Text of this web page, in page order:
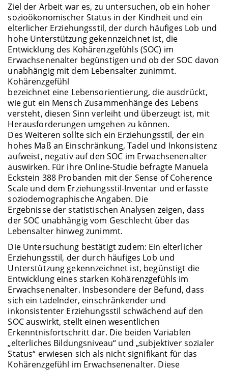
Ziel der Arbeit war es, zu untersuchen, ob ein hoher
sozioökonomischer Status in der Kindheit und ein
elterlicher Erziehungsstil, der durch häufiges Lob und
hohe Unterstützung gekennzeichnet ist, die
Entwicklung des Kohärenzgefühls (SOC) im
Erwachsenenalter begünstigen und ob der SOC davon
unabhängig mit dem Lebensalter zunimmt.
Kohärenzgefühl
bezeichnet eine Lebensorientierung, die ausdrückt,
wie gut ein Mensch Zusammenhänge des Lebens
versteht, diesen Sinn verleiht und überzeugt ist, mit
Herausforderungen umgehen zu können.
Des Weiteren sollte sich ein Erziehungsstil, der ein
hohes Maß an Einschränkung, Tadel und Inkonsistenz
aufweist, negativ auf den SOC im Erwachsenenalter
auswirken. Für ihre Online-Studie befragte Manuela
Eckstein 388 Probanden mit der Sense of Coherence
Scale und dem Erziehungsstil-Inventar und erfasste
soziodemographische Angaben. Die
Ergebnisse der statistischen Analysen zeigen, dass
der SOC unabhängig vom Geschlecht über das
Lebensalter hinweg zunimmt.
Die Untersuchung bestätigt zudem: Ein elterlicher
Erziehungsstil, der durch häufiges Lob und
Unterstützung gekennzeichnet ist, begünstigt die
Entwicklung eines starken Kohärenzgefühls im
Erwachsenenalter. Insbesondere der Befund, dass
sich ein tadelnder, einschränkender und
inkonsistenter Erziehungsstil schwächend auf den
SOC auswirkt, stellt einen wesentlichen
Erkenntnisfortschritt dar. Die beiden Variablen
„elterliches Bildungsniveau“ und „subjektiver sozialer
Status“ erwiesen sich als nicht signifikant für das
Kohärenzgefühl im Erwachsenenalter. Diese